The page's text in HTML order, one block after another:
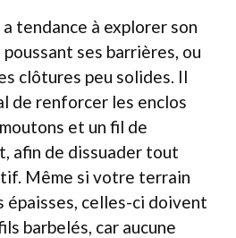
a tendance à explorer son
ses barrières, ou
clôtures peu solides. Il
de renforcer les enclos
et un fil de
afin de dissuader tout
Même si votre terrain
épaisses, celles-ci doivent
barbelés, car aucune